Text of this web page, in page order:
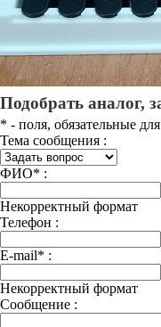
Подобрать аналог,
* - поля, обязательные
Тема сообщения :
ФИО* :
Некорректный формат
Телефон :
E-mail* :
Некорректный формат
Сообщение :